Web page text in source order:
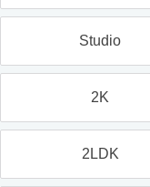
Studio
2K
2LDK